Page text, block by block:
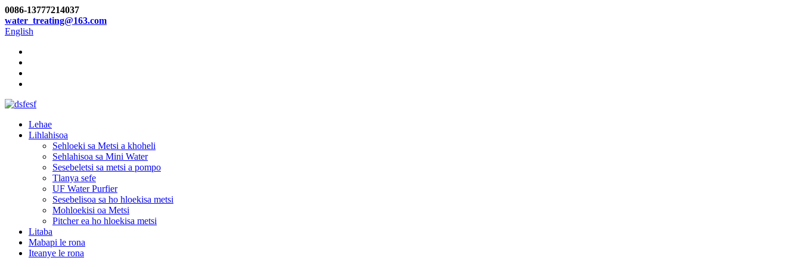
0086-13777214037
water_treating@163.com
English
Lehae
Lihlahisoa
Sehloeki sa Metsi a khoheli
Sehlahisoa sa Mini Water
Sesebeletsi sa metsi a pompo
Tlanya sefe
UF Water Purfier
Sesebelisoa sa ho hloekisa metsi
Mohloekisi oa Metsi
Pitcher ea ho hloekisa metsi
Litaba
Mabapi le rona
Iteanye le rona